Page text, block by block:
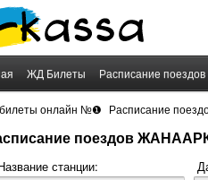
ЖД Билеты Расписание поездов
онлайн №❶ Расписание
поездов
станции: